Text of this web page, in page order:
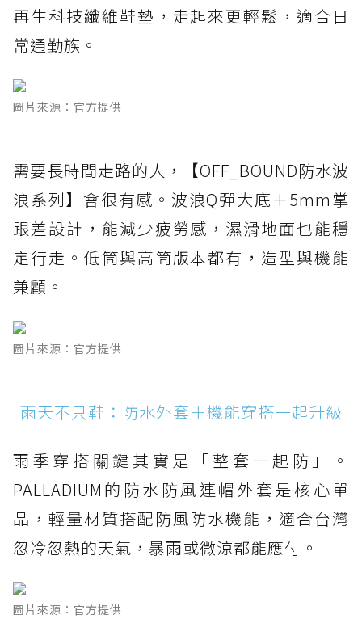
再生科技纖維鞋墊，走起來更輕鬆，適合日
常通勤族。
圖片來源：官方提供
需要長時間走路的人，【OFF_BOUND防水波
浪系列】會很有感。波浪Q彈大底＋5mm掌
跟差設計，能減少疲勞感，濕滑地面也能穩
定行走。低筒與高筒版本都有，造型與機能
兼顧。
圖片來源：官方提供
雨天不只鞋：防水外套＋機能穿搭一起升級
雨季穿搭關鍵其實是「整套一起防」。
PALLADIUM的防水防風連帽外套是核心單
品，輕量材質搭配防風防水機能，適合台灣
忽冷忽熱的天氣，暴雨或微涼都能應付。
圖片來源：官方提供